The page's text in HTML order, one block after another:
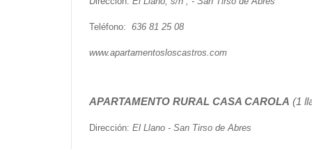
Teléfono: 636 81 25 08
www.apartamentosloscastros.com
APARTAMENTO RURAL CASA CAROLA (1
Dirección: El Llano - San Tirso de Abres